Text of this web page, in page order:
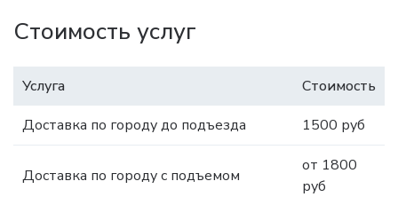
Стоимость услуг
Услуга
Стоимость
Доставка по городу до подъезда
1500 руб
Доставка по городу с подъемом
от 1800
руб